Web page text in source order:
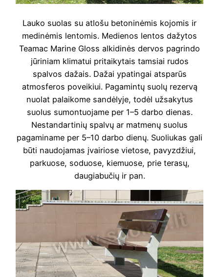
Lauko suolas su atlošu betoninėmis kojomis ir
medinėmis lentomis. Medienos lentos dažytos
Teamac Marine Gloss alkidinės dervos pagrindo
jūriniam klimatui pritaikytais tamsiai rudos
spalvos dažais. Dažai ypatingai atsparūs
atmosferos poveikiui. Pagamintų suolų rezervą
nuolat palaikome sandėlyje, todėl užsakytus
suolus sumontuojame per 1–5 darbo dienas.
Nestandartinių spalvų ar matmenų suolus
pagaminame per 5–10 darbo dienų. Suoliukas gali
būti naudojamas įvairiose vietose, pavyzdžiui,
parkuose, soduose, kiemuose, prie terasų,
daugiabučių ir pan.